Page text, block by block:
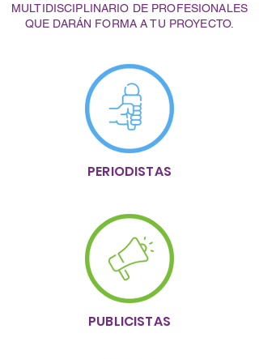
MULTIDISCIPLINARIO DE PROFESIONALES
QUE DARÁN FORMA A TU PROYECTO.
PERIODISTAS
PUBLICISTAS